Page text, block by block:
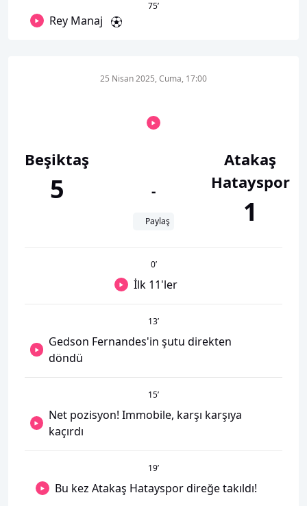
75’
Rey Manaj
Beşiktaş
5
25 Nisan 2025, Cuma, 17:00
-
Paylaş
Atakaş
Hatayspor
1
0’
İlk 11'ler
13’
Gedson Fernandes'in şutu direkten
döndü
15’
Net pozisyon! Immobile, karşı karşıya
kaçırdı
19’
Bu kez Atakaş Hatayspor direğe takıldı!